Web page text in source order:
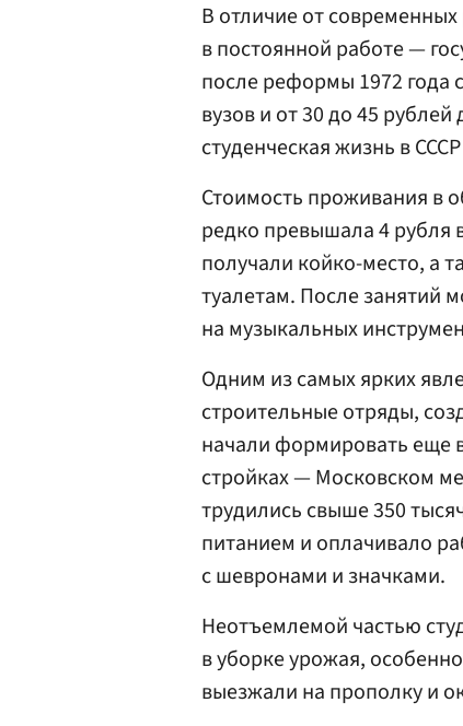
В отличие от
в постоянной работе —
после реформы 1972 года
вузов и от 30 до 45
студенческая жизнь в
Стоимость проживания в
редко превышала 4 рубля
получали койко-место, а
туалетам. После занятий
на музыкальных
Одним из самых ярких
строительные отряды,
начали формировать еще
стройках — Московском
трудились свыше 350
питанием и оплачивало
с шевронами и значками.
Неотъемлемой частью
в уборке урожая,
выезжали на прополку и